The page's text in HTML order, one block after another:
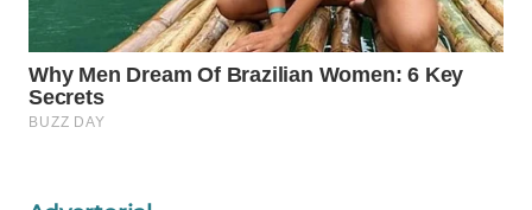
WAHANA
INFRASTRUKTUR